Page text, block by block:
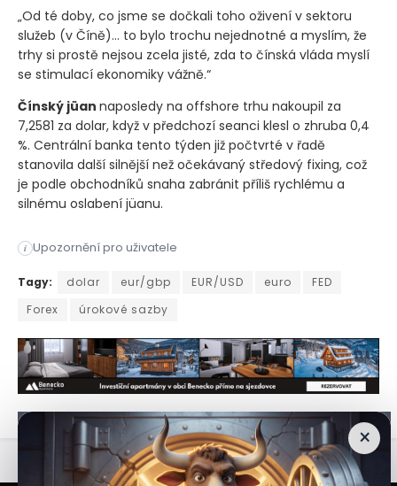
„Od té doby, co jsme se dočkali toho oživení v sektoru
služeb (v Číně)… to bylo trochu nejednotné a myslím, že
trhy si prostě nejsou zcela jisté, zda to čínská vláda myslí
se stimulací ekonomiky vážně.“
Čínský jüan naposledy na offshore trhu nakoupil za
7,2581 za dolar, když v předchozí seanci klesl o zhruba 0,4
%. Centrální banka tento týden již počtvrté v řadě
stanovila další silnější než očekávaný středový fixing, což
je podle obchodníků snaha zabránit příliš rychlému a
silnému oslabení jüanu.
i Upozornění pro uživatele
Dolar se ve čtvrtek zvýšil poté, co zápis z posledního
Tagy: dolar eur/gbp EUR/USD euro
FED
Forex
úrokové sazby
×